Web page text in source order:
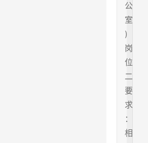
公
室
)
岗
位
二
要
求
：
相